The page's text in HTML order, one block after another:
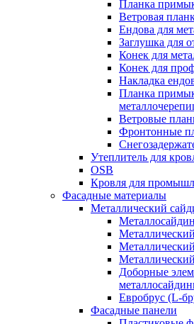
Планка
Ветровая
Ендова для
Заглушка для
Конек для
Конек для
Накладка
Планка
Ветровые
Фронтонные
Утеплитель для
OSB
Кровля для
Фасадные материалы
Металлический
Доборные
Евробрус (L-
Фасадные панели